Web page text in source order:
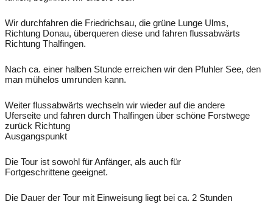
Wir durchfahren die Friedrichsau, die grüne Lunge Ulms,
Richtung Donau, überqueren diese und fahren flussabwärts
Richtung Thalfingen.
Nach ca. einer halben Stunde erreichen wir den Pfuhler See, den
man mühelos umrunden kann.
Weiter flussabwärts wechseln wir wieder auf die andere
Uferseite und fahren durch Thalfingen über schöne Forstwege
zurück Richtung
Ausgangspunkt
Die Tour ist sowohl für Anfänger, als auch für
Fortgeschrittene geeignet.
Die Dauer der Tour mit Einweisung liegt bei ca. 2 Stunden